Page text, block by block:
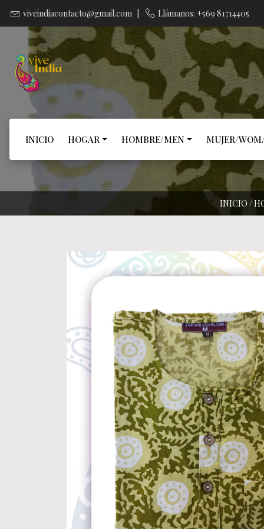
viveindiacontacto@gmail.com Llámanos: +569 81714405
INICIO HOGAR HOMBRE/MEN MUJER/
INICIO /